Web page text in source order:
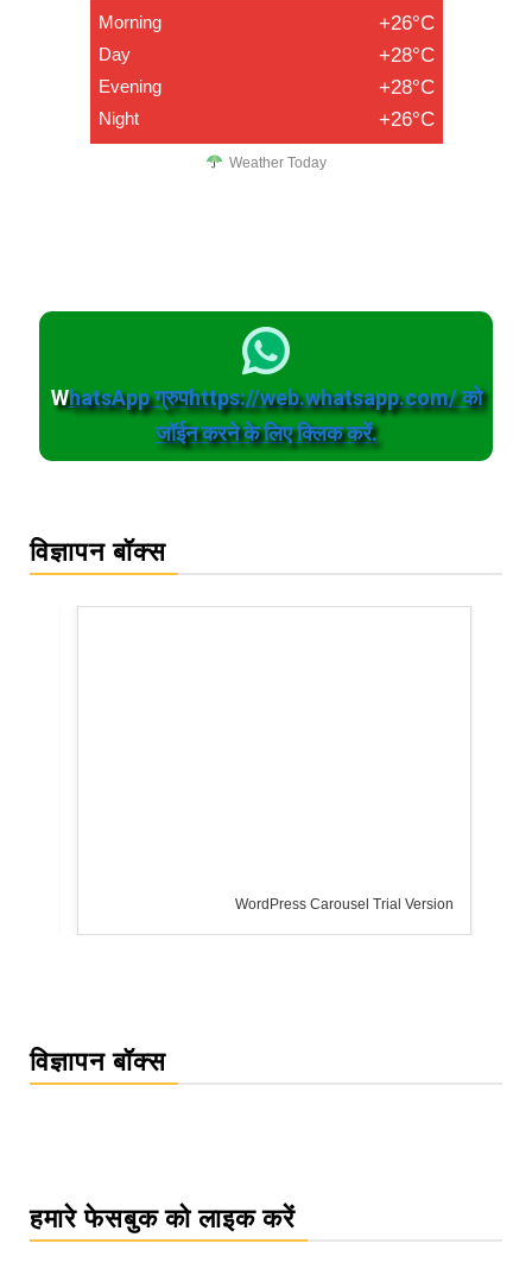
Morning +26°C
Day +28°C
Evening +28°C
Night +26°C
Weather Today
WhatsApp ग्रुपhttps://web.whatsapp.com/ को
जॉईन करने के लिए क्लिक करें.
विज्ञापन बॉक्स
WordPress Carousel Trial Version
विज्ञापन बॉक्स
हमारे फेसबुक को लाइक करें